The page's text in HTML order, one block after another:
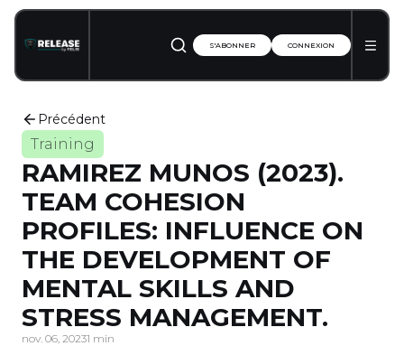
S'ABONNER CONNEXION
Précédent
Training
RAMIREZ MUNOS (2023).
TEAM COHESION
PROFILES: INFLUENCE ON
THE DEVELOPMENT OF
MENTAL SKILLS AND
STRESS MANAGEMENT.
nov. 06, 20231 min